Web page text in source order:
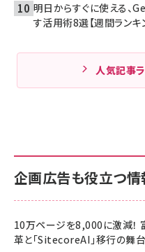
明日からすぐに使える
す活用術8選【週間ランキ
人気記事
企画広告も役立つ情
10万ページを8,000に激減！
革と「SitecoreAI」移行の舞